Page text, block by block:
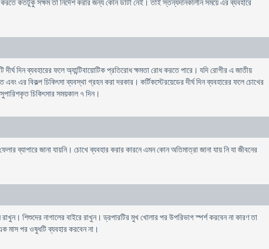
কতটুকু সক্ষম তা নির্দেশ করার জন্য কোন ডাটা নেই। তাই স্তন্যদানকালীন সময়ে এর ব্যবহারে
দিন ব্যবহারের ফলে অ্যান্টিবায়োটিক প্রতিরোধ ক্ষমতা রোধ করতে পারে। যদি রোগীর এ জাতীয়
এর বিকল্প চিকিৎসা ব্যবস্থা গ্রহন করা দরকার। কর্টিকস্টেরয়েডের দীর্ঘ দিন ব্যবহারের ফলে চোখের
চিকিৎসার সময়কাল ৭ দিন।
ব্যাপারে জানা যায়নি। চোখে ব্যবহার করার কারনে এমন কোন অতিমাত্রা জানা যায় নি যা জীবনের
শিশুদের নাগালের বাইরে রাখুন। ড্রপারটির মুখ খোলার পর উপরিভাগ স্পর্শ করবেন না কারণ তা
মাস পর ওষুধটি ব্যবহার করবেন না।